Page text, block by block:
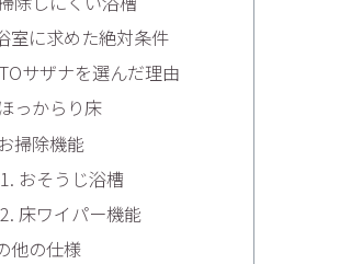
室に求めた絶対条件
サザナを選んだ理由
ほっからり床
掃除機能
おそうじ浴槽
床ワイパー機能
他の仕様